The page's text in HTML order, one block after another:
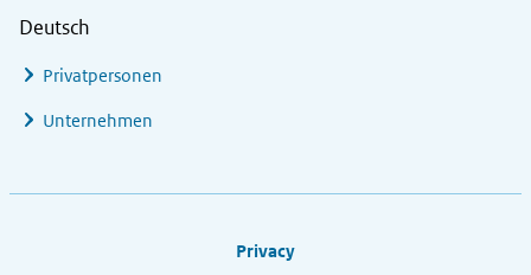
Deutsch
Privatpersonen
Unternehmen
Privacy